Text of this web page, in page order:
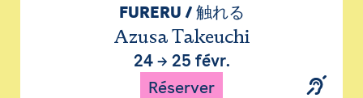
FURERU / 触れる
Azusa Takeuchi
24→ 25 févr.
Réserver